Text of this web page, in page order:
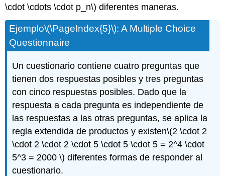
\cdot \cdots \cdot p_n\) diferentes maneras.
Ejemplo\(\PageIndex{5}\): A Multiple Choice
Questionnaire
Un cuestionario contiene cuatro preguntas que
tienen dos respuestas posibles y tres preguntas
con cinco respuestas posibles. Dado que la
respuesta a cada pregunta es independiente de
las respuestas a las otras preguntas, se aplica la
regla extendida de productos y existen\(2 \cdot 2
\cdot 2 \cdot 2 \cdot 5 \cdot 5 \cdot 5 = 2^4 \cdot
5^3 = 2000 \) diferentes formas de responder al
cuestionario.